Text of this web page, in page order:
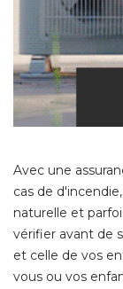
Avec une
cas de
naturelle et
vérifier avant de
et celle de vos
vous ou vos